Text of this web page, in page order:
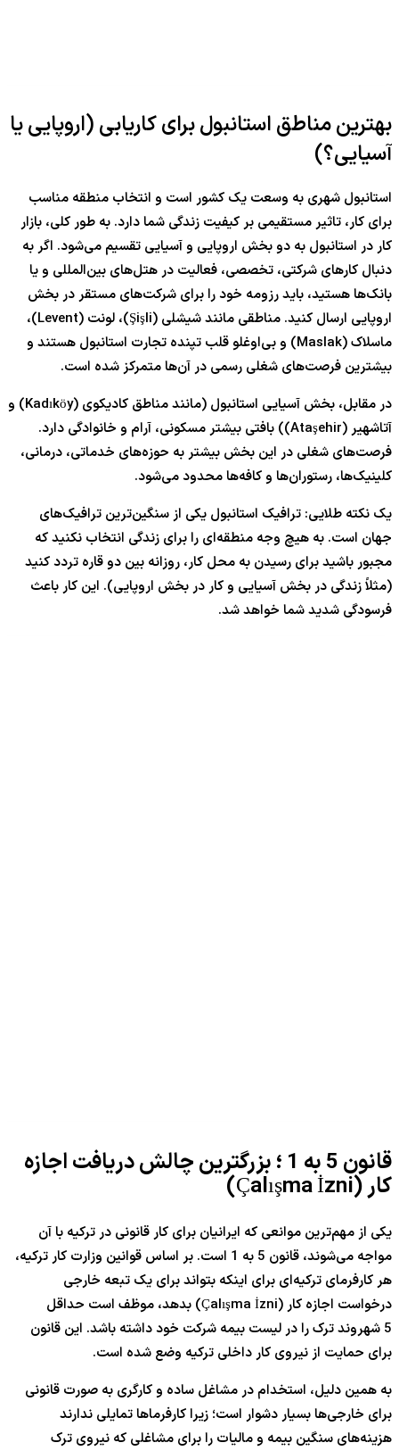
بهترین مناطق استانبول برای کاریابی (اروپایی یا
آسیایی؟)
استانبول شهری به وسعت یک کشور است و انتخاب منطقه مناسب
برای کار، تاثیر مستقیمی بر کیفیت زندگی شما دارد. به طور کلی، بازار
کار در استانبول به دو بخش اروپایی و آسیایی تقسیم می‌شود. اگر به
دنبال کارهای شرکتی، تخصصی، فعالیت در هتل‌های بین‌المللی و یا
بانک‌ها هستید، باید رزومه خود را برای شرکت‌های مستقر در بخش
اروپایی ارسال کنید. مناطقی مانند شیشلی (Şişli)، لونت (Levent)،
ماسلاک (Maslak) و بی‌اوغلو قلب تپنده تجارت استانبول هستند و
بیشترین فرصت‌های شغلی رسمی در آن‌ها متمرکز شده است.
در مقابل، بخش آسیایی استانبول (مانند مناطق کادیکوی (Kadıköy) و
آتاشهیر (Ataşehir)) بافتی بیشتر مسکونی، آرام و خانوادگی دارد.
فرصت‌های شغلی در این بخش بیشتر به حوزه‌های خدماتی، درمانی،
کلینیک‌ها، رستوران‌ها و کافه‌ها محدود می‌شود.
یک نکته طلایی: ترافیک استانبول یکی از سنگین‌ترین ترافیک‌های
جهان است. به هیچ وجه منطقه‌ای را برای زندگی انتخاب نکنید که
مجبور باشید برای رسیدن به محل کار، روزانه بین دو قاره تردد کنید
(مثلاً زندگی در بخش آسیایی و کار در بخش اروپایی). این کار باعث
فرسودگی شدید شما خواهد شد.
قانون5به 1 ؛ بزرگترین چالش دریافت اجازه
کار (Çalışma İzni)
یکی از مهم‌ترین موانعی که ایرانیان برای کار قانونی در ترکیه با آن
مواجه می‌شوند، قانون 5 به 1 است. بر اساس قوانین وزارت کار ترکیه،
هر کارفرمای ترکیه‌ای برای اینکه بتواند برای یک تبعه خارجی
درخواست اجازه کار (Çalışma İzni) بدهد، موظف است حداقل
5 شهروند ترک را در لیست بیمه شرکت خود داشته باشد. این قانون
برای حمایت از نیروی کار داخلی ترکیه وضع شده است.
به همین دلیل، استخدام در مشاغل ساده و کارگری به صورت قانونی
برای خارجی‌ها بسیار دشوار است؛ زیرا کارفرماها تمایلی ندارند
هزینه‌های سنگین بیمه و مالیات را برای مشاغلی که نیروی ترک